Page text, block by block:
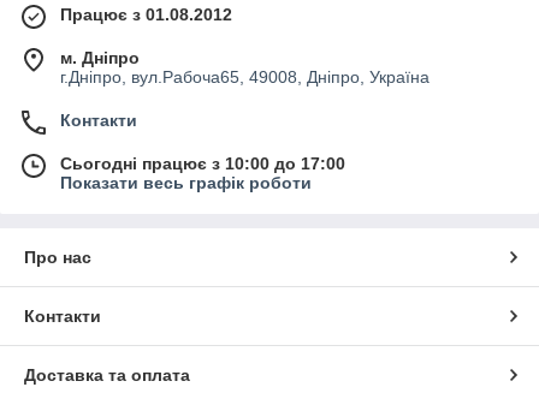
Працює з 01.08.2012
м. Дніпро
г.Дніпро, вул.Рабоча65, 49008, Дніпро, Україна
Контакти
Сьогодні працює з 10:00 до 17:00
Показати весь графік роботи
Про нас
Контакти
Доставка та оплата